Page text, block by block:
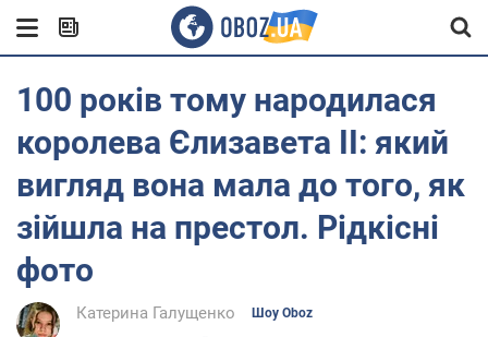
100 років тому народилася
королева Єлизавета II: який
вигляд вона мала до того, як
зійшла на престол. Рідкісні
фото
Катерина Галущенко Шоу Oboz